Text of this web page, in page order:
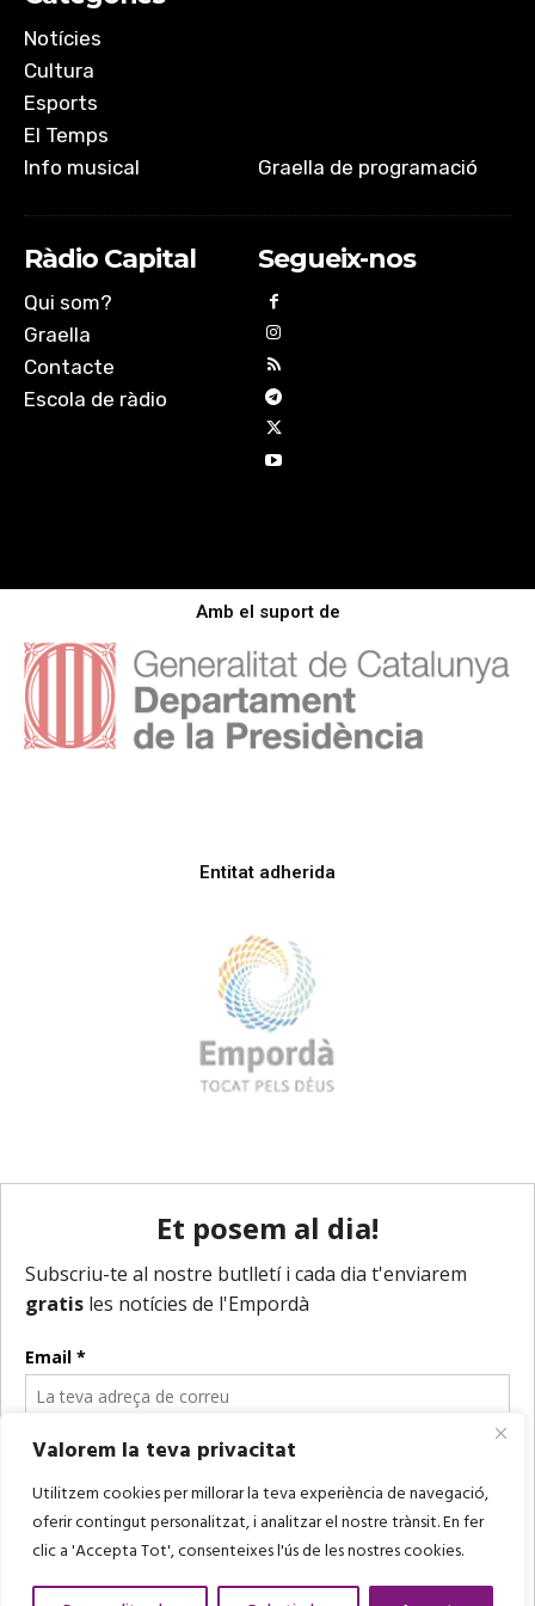
Valorem la teva privacitat
Utilitzem cookies per millorar la teva experiència de navegació,
oferir contingut personalitzat, i analitzar el nostre trànsit. En fer
clic a 'Accepta Tot', consenteixes l'ús de les nostres cookies.
Notícies
Cultura
Esports
El Temps
Info musical
Graella de programació
Ràdio Capital
Qui som?
Graella
Contacte
Escola de ràdio
Segueix-nos
Amb el suport de
Entitat adherida